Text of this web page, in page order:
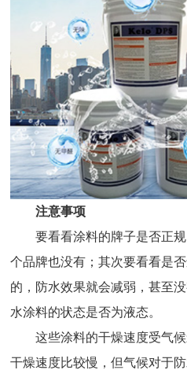
注意事项
要看看涂料的牌子是否正
个品牌也没有；其次要看看是
的，防水效果就会减弱，甚至
水涂料的状态是否为液态。
这些涂料的干燥速度受气
干燥速度比较慢，但气候对于防